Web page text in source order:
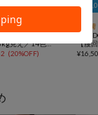
【－3kg見え／14色展開】スタイルアップサテンスカート
(20%OFF)
￥
再入荷
¥